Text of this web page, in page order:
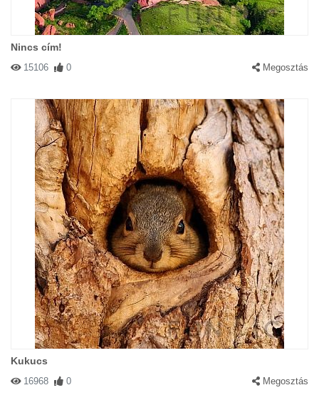
Nincs cím!
15106 0 Megosztás
Kukucs
16968 0 Megosztás